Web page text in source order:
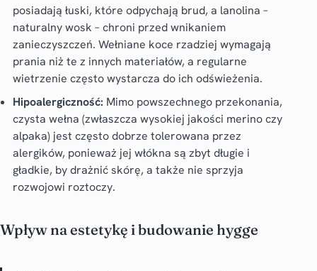
posiadają łuski, które odpychają brud, a lanolina –
naturalny wosk – chroni przed wnikaniem
zanieczyszczeń. Wełniane koce rzadziej wymagają
prania niż te z innych materiałów, a regularne
wietrzenie często wystarcza do ich odświeżenia.
Hipoalergiczność: Mimo powszechnego przekonania,
czysta wełna (zwłaszcza wysokiej jakości merino czy
alpaka) jest często dobrze tolerowana przez
alergików, ponieważ jej włókna są zbyt długie i
gładkie, by drażnić skórę, a także nie sprzyja
rozwojowi roztoczy.
Wpływ na estetykę i budowanie hygge